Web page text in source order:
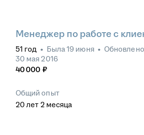
Менеджер по работе с
51 год • Была19 июня • Обновлено
30 мая 2016
40 000 ₽
Общий опыт
20 лет 2 месяца